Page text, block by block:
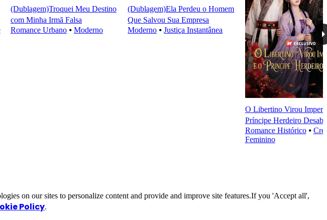
(Dublagem)Troquei Meu Destino
com Minha Irmã Falsa
Romance Urbano⦁ Moderno
(Dublagem)Ela Perdeu o Homem
Que Salvou Sua Empresa
Moderno ⦁Justiça Instantânea
O Libertino Virou
Príncipe Herdeiro
Romance Histórico⦁
Feminino
on our sites to personalize content and provide and improve site features.If you 'Accept all',
Policy.